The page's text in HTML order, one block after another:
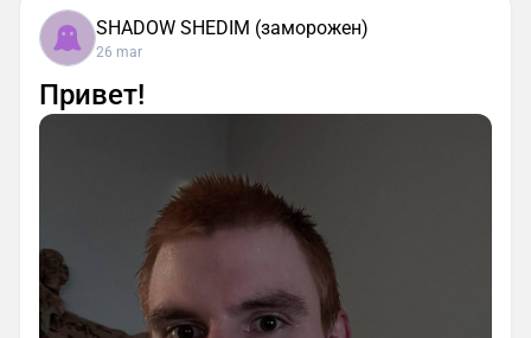
SHADOW SHEDIM (заморожен)
26 mar
Привет!